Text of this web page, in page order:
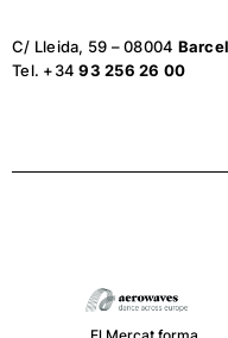
C/ Lleida, 59 – 08004
Tel. +3493 256 26 00